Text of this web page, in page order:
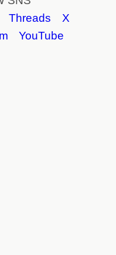
Threads
X
YouTube